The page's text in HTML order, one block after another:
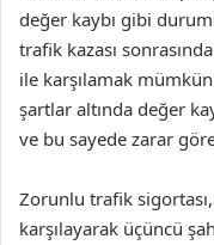
değer kaybı gibi
trafik kazası
ile karşılamak
şartlar altında değer
ve bu sayede zarar
Zorunlu trafik
karşılayarak üçüncü